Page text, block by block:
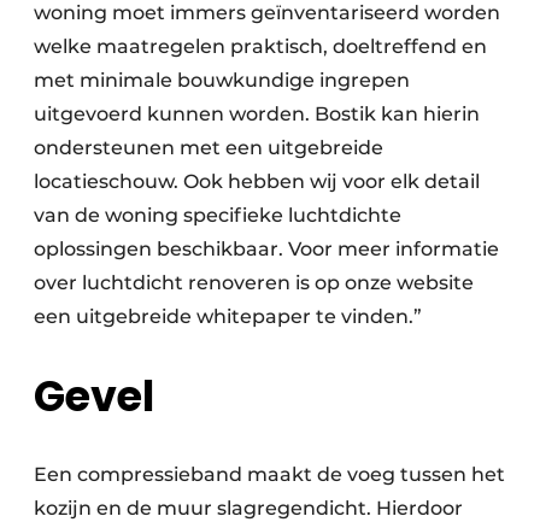
woning moet immers geïnventariseerd worden
welke maatregelen praktisch, doeltreffend en
met minimale bouwkundige ingrepen
uitgevoerd kunnen worden. Bostik kan hierin
ondersteunen met een uitgebreide
locatieschouw. Ook hebben wij voor elk detail
van de woning specifieke luchtdichte
oplossingen beschikbaar. Voor meer informatie
over luchtdicht renoveren is op onze website
een uitgebreide whitepaper te vinden.”
Gevel
Een compressieband maakt de voeg tussen het
kozijn en de muur slagregendicht. Hierdoor